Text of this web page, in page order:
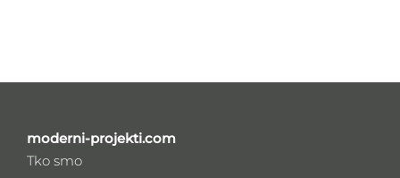
moderni-projekti.com
Tko smo